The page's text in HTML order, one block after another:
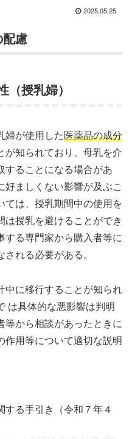
2025.05.25
慮
（授乳婦）
婦が使用した医薬品の成分
が知られており、母乳を介
することになる場合があ
ましくない影響が及ぶこ
ては、授乳期間中の使用を
授乳を避けることができ
する専門家から購入者等に
れる必要がある。
中に移行することが知られ
は具体的な悪影響は判明
等から相談があったときに
作用等について適切な説明
する手引き（令和７年４